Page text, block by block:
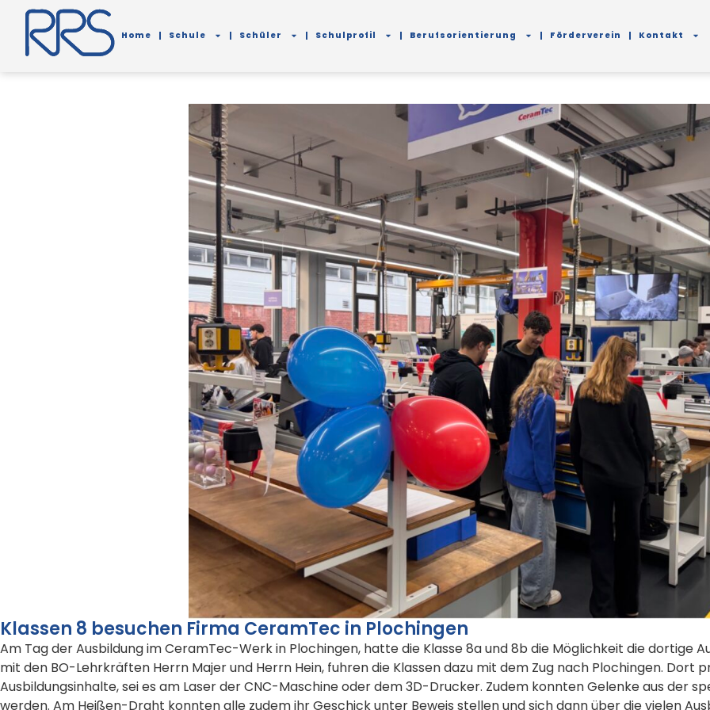
Home Schule Schüler Schulprofil Berufsorientierung Förderverein Kontakt
Klassen 8 besuchen Firma CeramTec in Plochingen
Am Tag der Ausbildung im CeramTec-Werk in Plochingen, hatte die Klasse 8a und 8b die Möglichkeit die dortige
mit den BO-Lehrkräften Herrn Majer und Herrn Hein, fuhren die Klassen dazu mit dem Zug nach Plochingen.
Ausbildungsinhalte, sei es am Laser der CNC-Maschine oder dem 3D-Drucker. Zudem konnten Gelenke aus der
werden. Am Heißen-Draht konnten alle zudem ihr Geschick unter Beweis stellen und sich dann über die vielen